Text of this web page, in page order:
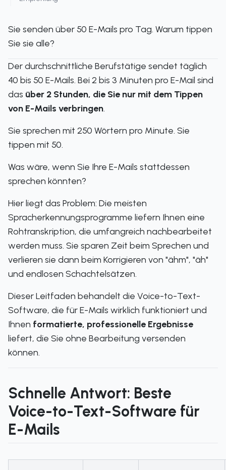
Sie senden über 50 E-Mails pro Tag. Warum tippen
Sie sie alle?
Der durchschnittliche Berufstätige sendet täglich
40 bis 50 E-Mails. Bei 2 bis 3 Minuten pro E-Mail sind
das über 2 Stunden, die Sie nur mit dem Tippen
von E-Mails verbringen.
Sie sprechen mit 250 Wörtern pro Minute. Sie
tippen mit 50.
Was wäre, wenn Sie Ihre E-Mails stattdessen
sprechen könnten?
Hier liegt das Problem: Die meisten
Spracherkennungsprogramme liefern Ihnen eine
Rohtranskription, die umfangreich nachbearbeitet
werden muss. Sie sparen Zeit beim Sprechen und
verlieren sie dann beim Korrigieren von "ähm", "äh"
und endlosen Schachtelsätzen.
Dieser Leitfaden behandelt die Voice-to-Text-
Software, die für E-Mails wirklich funktioniert und
Ihnen formatierte, professionelle Ergebnisse
liefert, die Sie ohne Bearbeitung versenden
können.
Schnelle Antwort: Beste
Voice-to-Text-Software für
E-Mails